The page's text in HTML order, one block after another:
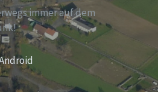
immer auf dem